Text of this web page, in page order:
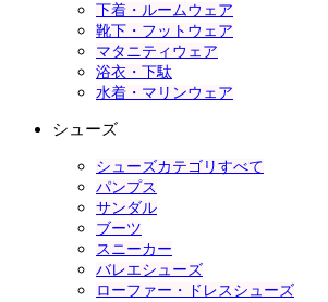
下着・ルームウェア
靴下・フットウェア
マタニティウェア
浴衣・下駄
水着・マリンウェア
シューズ
シューズカテゴリすべて
パンプス
サンダル
ブーツ
スニーカー
バレエシューズ
ローファー・ドレスシューズ